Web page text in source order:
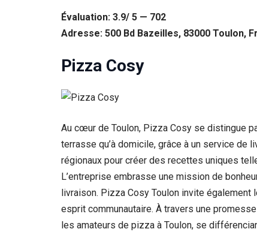
Évaluation: 3.9/ 5 — 702
Adresse: 500 Bd Bazeilles, 83000 Toulon,
Pizza Cosy
Au cœur de Toulon, Pizza Cosy se distingue
terrasse qu’à domicile, grâce à un service de
régionaux pour créer des recettes uniques
L’entreprise embrasse une mission de
livraison. Pizza Cosy Toulon invite
esprit communautaire. À travers une
les amateurs de pizza à Toulon, se